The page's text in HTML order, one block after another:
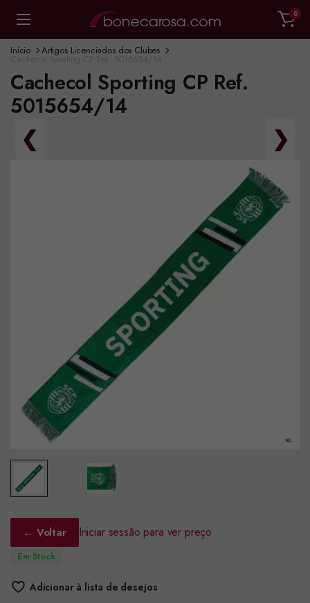
0
Início Artigos Licenciados dos Clubes
Cachecol Sporting CP Ref. 5015654/14
Cachecol Sporting CP Ref.
5015654/14
❮ ❯
← Voltar Iniciar sessão para ver preço
Em Stock
Adicionar à lista de desejos